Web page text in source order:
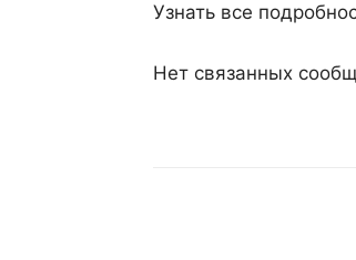
Узнать все
Нет связанных